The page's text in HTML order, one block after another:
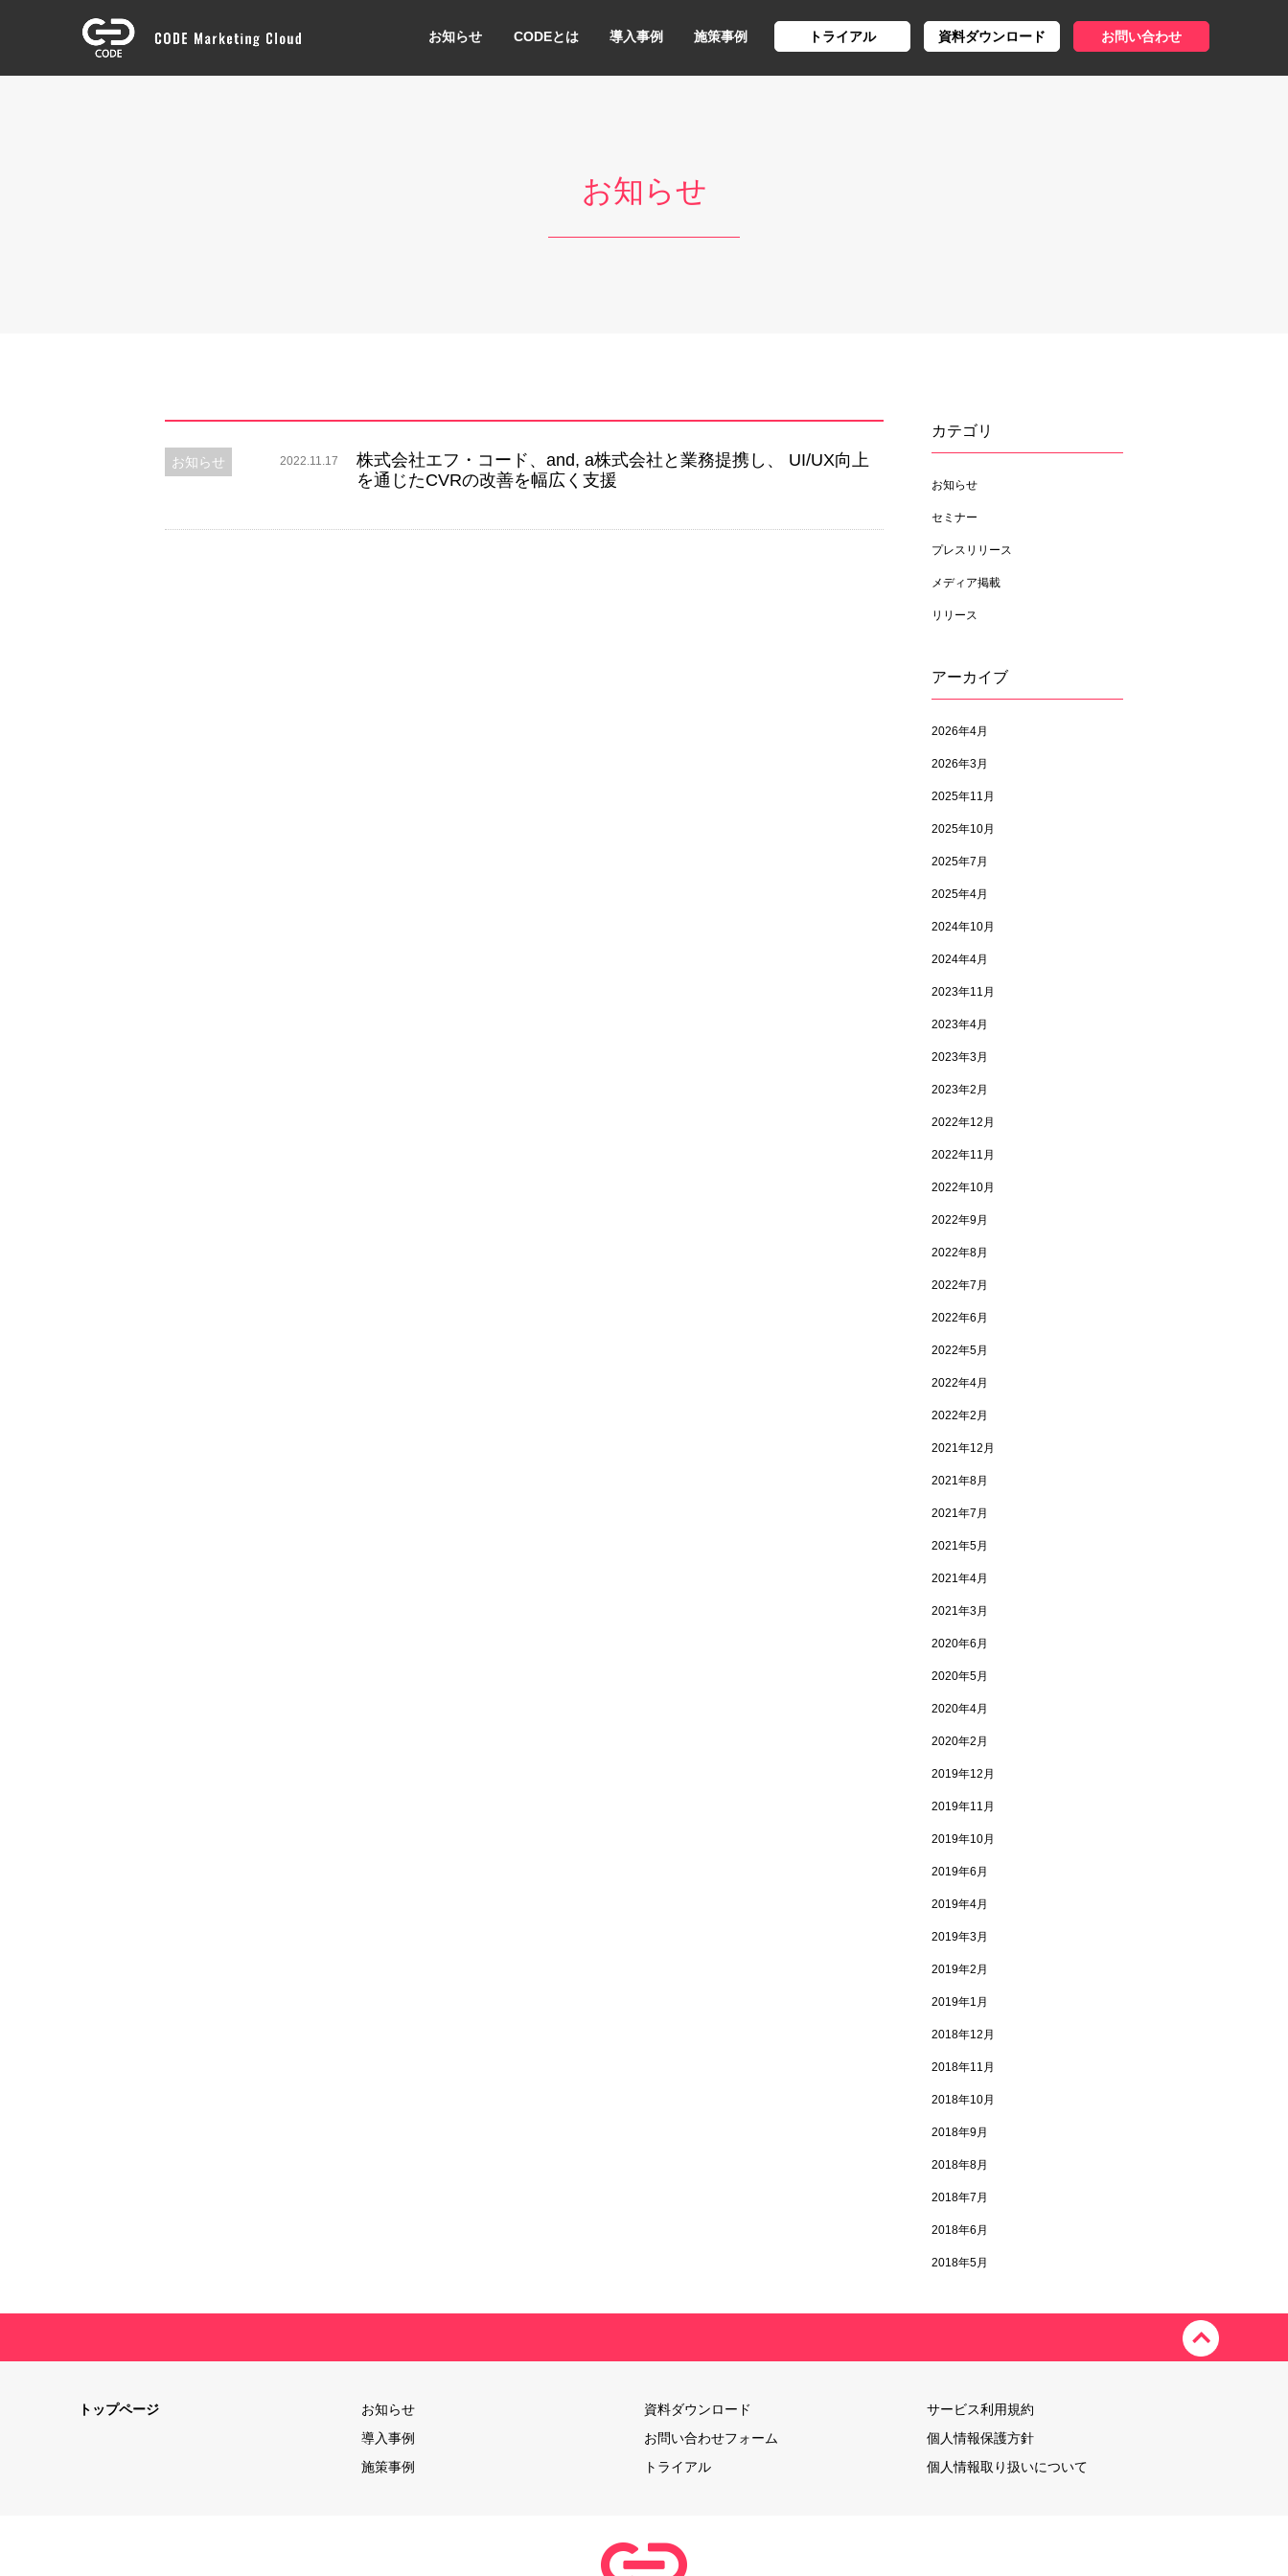
お知らせ CODEとは 導入事例 施策事例 トライアル 資料ダウンロード お問い合わせ
お知らせ
お知らせ 2022.11.17
株式会社エフ・コード、and, a株式会社と業務提携し、 UI/UX向上
を通じたCVRの改善を幅広く支援
カテゴリ
お知らせ
セミナー
プレスリリース
メディア掲載
リリース
アーカイブ
2026年4月
2026年3月
2025年11月
2025年10月
2025年7月
2025年4月
2024年10月
2024年4月
2023年11月
2023年4月
2023年3月
2023年2月
2022年12月
2022年11月
2022年10月
2022年9月
2022年8月
2022年7月
2022年6月
2022年5月
2022年4月
2022年2月
2021年12月
2021年8月
2021年7月
2021年5月
2021年4月
2021年3月
2020年6月
2020年5月
2020年4月
2020年2月
2019年12月
2019年11月
2019年10月
2019年6月
2019年4月
2019年3月
2019年2月
2019年1月
2018年12月
2018年11月
2018年10月
2018年9月
2018年8月
2018年7月
2018年6月
2018年5月
トップページ
お知らせ
導入事例
施策事例
資料ダウンロード
お問い合わせフォーム
トライアル
サービス利用規約
個人情報保護方針
個人情報取り扱いについて